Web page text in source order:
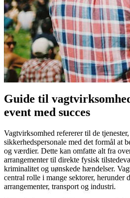
Guide til
event med succes
Vagtvirksomhed refererer til de
sikkerhedspersonale med det formål at
og værdier. Dette kan omfatte alt fra
arrangementer til direkte fysisk
kriminalitet og uønskede hændelser.
central rolle i mange sektorer, herunder
arrangementer, transport og industri.